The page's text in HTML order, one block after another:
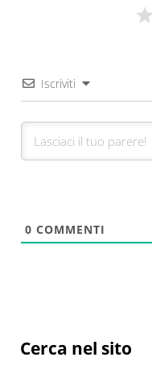
Iscriviti
0 COMMENTI
Sidebar
Cerca nel sito